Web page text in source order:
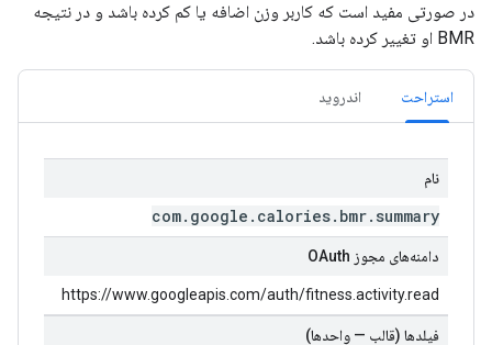
در صورتی مفید است که کاربر وزن اضافه یا کم کرده باشد و در نتیجه
BMR او تغییر کرده باشد.
استراحت اندروید
نام
com. google . calories. bmr. summary
دامنه‌های مجوز OAuth
https://www.googleapis.com/auth/fitness.activity.read
فیلدها (قالب — واحدها)